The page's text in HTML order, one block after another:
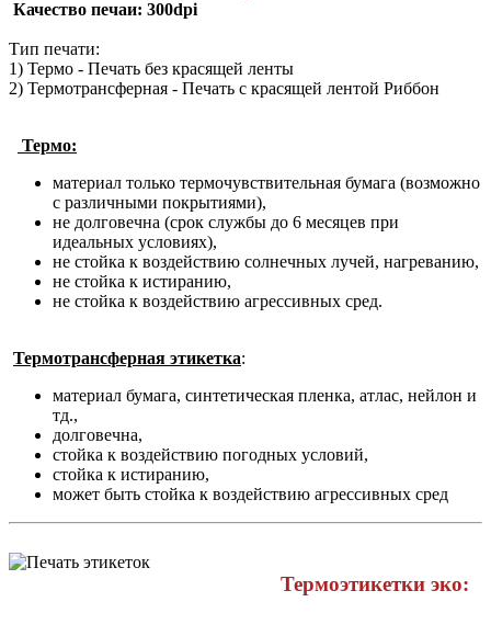
Качество печаи: 300dpi
Тип печати:
1) Термо - Печать без красящей ленты
2) Термотрансферная - Печать с красящей лентой Риббон
Термо:
материал только термочувствительная бумага (возможно
с различными покрытиями),
не долговечна (срок службы до 6 месяцев при
идеальных условиях),
не стойка к воздействию солнечных лучей, нагреванию,
не стойка к истиранию,
не стойка к воздействию агрессивных сред.
Термотрансферная этикетка:
материал бумага, синтетическая пленка, атлас, нейлон и
тд.,
долговечна,
стойка к воздействию погодных условий,
стойка к истиранию,
может быть стойка к воздействию агрессивных сред
Термоэтикетки эко: